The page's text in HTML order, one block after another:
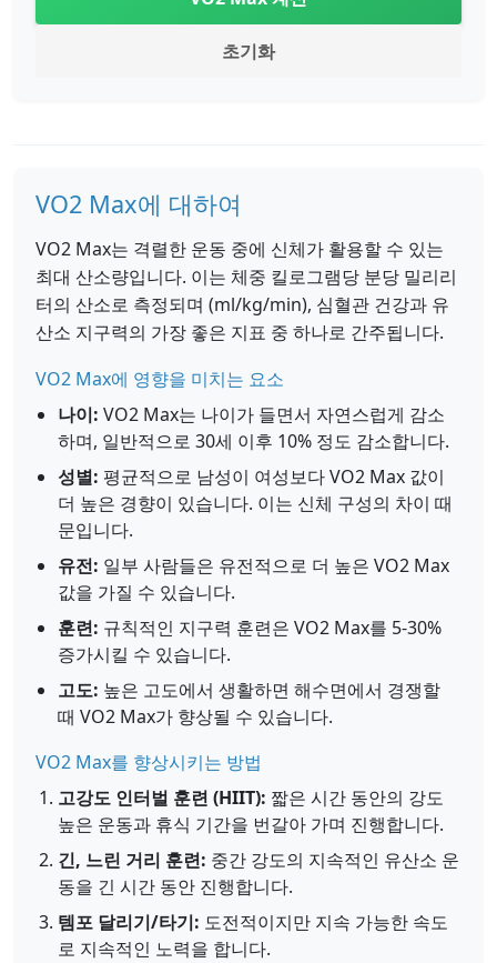
초기화
VO2 Max에 대하여
VO2 Max는 격렬한 운동 중에 신체가 활용할 수 있는
최대 산소량입니다. 이는 체중 킬로그램당 분당 밀리리
터의 산소로 측정되며 (ml/kg/min), 심혈관 건강과 유
산소 지구력의 가장 좋은 지표 중 하나로 간주됩니다.
VO2 Max에 영향을 미치는 요소
나이: VO2 Max는 나이가 들면서 자연스럽게 감소
하며, 일반적으로 30세 이후 10% 정도 감소합니다.
성별: 평균적으로 남성이 여성보다 VO2 Max 값이
더 높은 경향이 있습니다. 이는 신체 구성의 차이 때
문입니다.
유전: 일부 사람들은 유전적으로 더 높은 VO2 Max
값을 가질 수 있습니다.
훈련: 규칙적인 지구력 훈련은 VO2 Max를 5-30%
증가시킬 수 있습니다.
고도: 높은 고도에서 생활하면 해수면에서 경쟁할
때 VO2 Max가 향상될 수 있습니다.
VO2 Max를 향상시키는 방법
고강도 인터벌 훈련 (HIIT): 짧은 시간 동안의 강도
높은 운동과 휴식 기간을 번갈아 가며 진행합니다.
긴, 느린 거리 훈련: 중간 강도의 지속적인 유산소 운
동을 긴 시간 동안 진행합니다.
템포 달리기/타기: 도전적이지만 지속 가능한 속도
로 지속적인 노력을 합니다.